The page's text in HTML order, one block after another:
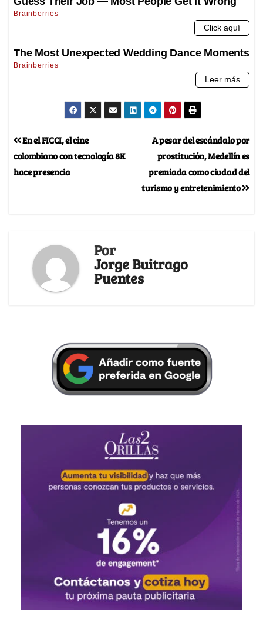
A pesar del escándalo por
prostitución, Medellín es
premiada como ciudad del
turismo y entretenimiento
En el FICCI, el cine
colombiano con tecnología 8K
hace presencia
Por
Jorge Buitrago
Puentes